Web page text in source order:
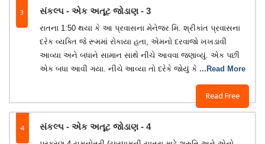
3 સંકલ્પ - એક અતૂટ જોડાણ - 3
Read Free
રાતના 1:50 થયા કે આ પ્રવાસના મેનેજર મિ. શ્રીકાંત પ્રવાસના
દરેક વ્યક્તિ જે રૂમમાં રોકાયા હતા, એમનો દરવાજો ખખડાવી
આવ્યા અને બધાને સામાન સાથે નીચે આવવા જણાવ્યું. એક પછી
એક બધા આવી ગયા. નીચે આવ્યા તો દરેકે જોયું કે ...Read More
4 સંકલ્પ - એક અતૂટ જોડાણ - 4